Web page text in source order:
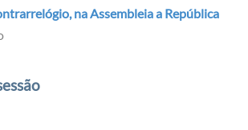
na Assembleia a República